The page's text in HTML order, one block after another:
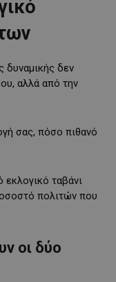
δυναμικής δεν
αλλά από την
σας, πόσο πιθανό
ταβάνι
πολιτών που
οι δύο